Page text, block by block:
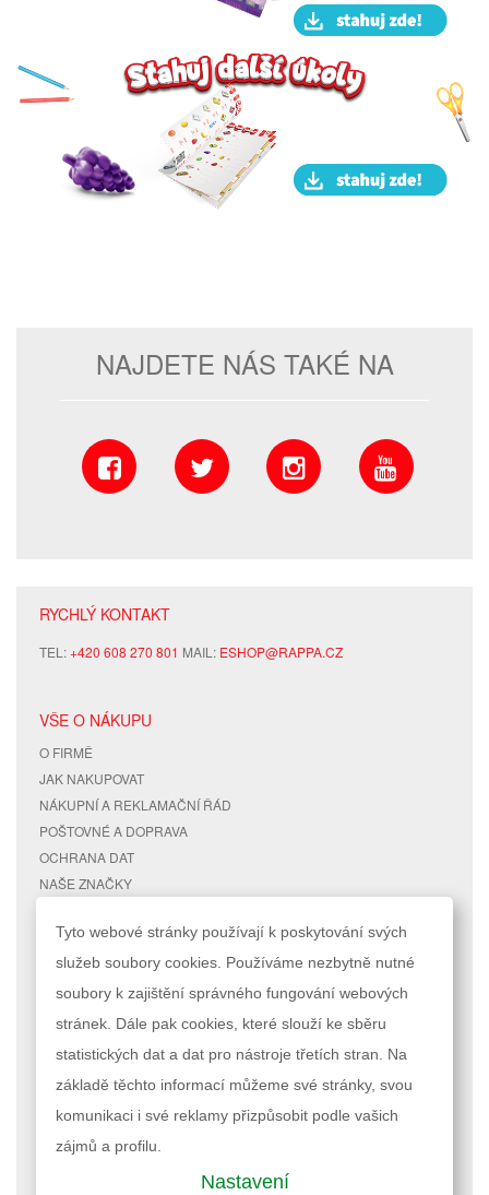
NAJDETE NÁS TAKÉ NA
RYCHLÝ KONTAKT
TEL:+420 608 270 801 MAIL: ESHOP@RAPPA.CZ
VŠE O NÁKUPU
O FIRMĚ
JAK NAKUPOVAT
NÁKUPNÍ A REKLAMAČNÍ ŘÁD
POŠTOVNÉ A DOPRAVA
OCHRANA DAT
NAŠE ZNAČKY
RYCHLÉ ODKAZY
MAPA STRÁNEK
VYHLEDÁVANÉ TERMÍNY
POKROČILÉ VYHLEDÁVÁNÍ
ÚČET
MŮJ ÚČET
STAV OBJEDNÁVKY
Podle zákona o evidenci tržeb je prodávající povinen vystavit kupujícímu
účtenku. Zároveň je povinen zaevidovat přijatou tržbu u správce daně
Tyto webové stránky používají k poskytování svých
služeb soubory cookies. Používáme nezbytně nutné
soubory k zajištění správného fungování webových
stránek. Dále pak cookies, které slouží ke sběru
statistických dat a dat pro nástroje třetích stran. Na
základě těchto informací můžeme své stránky, svou
komunikaci i své reklamy přizpůsobit podle vašich
zájmů a profilu.
Nastavení